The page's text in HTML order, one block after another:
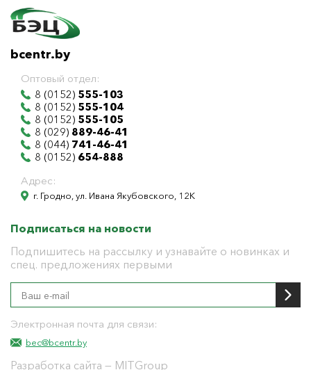
bcentr.by
Оптовый отдел:
8 (0152) 555-103
8 (0152) 555-104
8 (0152) 555-105
8 (029) 889-46-41
8 (044) 741-46-41
8 (0152) 654-888
Адрес:
г. Гродно, ул. Ивана Якубовского, 12К
Подписаться на новости
Подпишитесь на рассылку и узнавайте о новинках и
спец. предложениях первыми
Электронная почта для связи:
bec@bcentr.by
Разработка сайта — MITGroup